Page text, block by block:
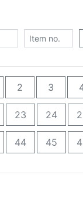
2 3
23 24
44 45